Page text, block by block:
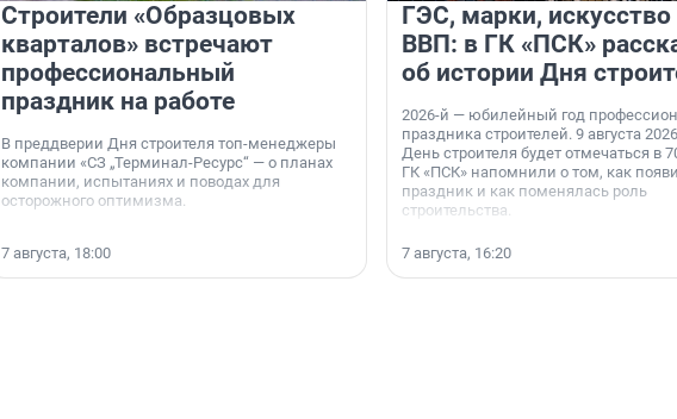
Строители «Образцовых
кварталов» встречают
профессиональный
праздник на работе
В преддверии Дня строителя топ-менеджеры
компании «СЗ „Терминал-Ресурс“ — о планах
компании, испытаниях и поводах для
осторожного оптимизма.
7 августа, 18:00
ГЭС, марки, искусство
ВВП: в ГК «ПСК»
об истории Дня
2026-й — юбилейный год
праздника строителей. 9 августа
День строителя будет отмечаться в
ГК «ПСК» напомнили о том, как
праздник и как поменялась роль
строительства.
7 августа, 16:20